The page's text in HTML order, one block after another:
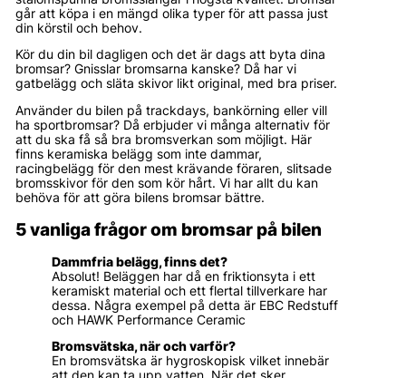
går att köpa i en mängd olika typer för att passa just
din körstil och behov.
Kör du din bil dagligen och det är dags att byta dina
bromsar? Gnisslar bromsarna kanske? Då har vi
gatbelägg och släta skivor likt original, med bra priser.
Använder du bilen på trackdays, bankörning eller vill
ha sportbromsar? Då erbjuder vi många alternativ för
att du ska få så bra bromsverkan som möjligt. Här
finns keramiska belägg som inte dammar,
racingbelägg för den mest krävande föraren, slitsade
bromsskivor för den som kör hårt. Vi har allt du kan
behöva för att göra bilens bromsar bättre.
5 vanliga frågor om bromsar på bilen
Dammfria belägg, finns det?
Absolut! Beläggen har då en friktionsyta i ett
keramiskt material och ett flertal tillverkare har
dessa. Några exempel på detta är EBC Redstuff
och HAWK Performance Ceramic
Bromsvätska, när och varför?
En bromsvätska är hygroskopisk vilket innebär